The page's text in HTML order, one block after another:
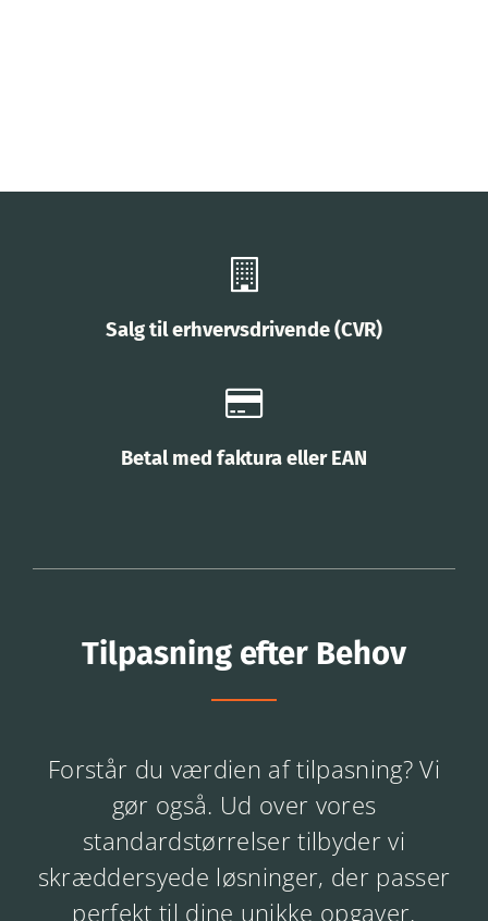
Salg til erhvervsdrivende (CVR)
Betal med faktura eller EAN
Tilpasning efter Behov
Forstår du værdien af tilpasning? Vi
gør også. Ud over vores
standardstørrelser tilbyder vi
skræddersyede løsninger, der passer
perfekt til dine unikke opgaver.